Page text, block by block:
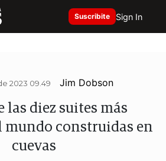
Suscribite Sign In
2023 09.49 Jim Dobson
las diez suites más
mundo construidas en
cuevas